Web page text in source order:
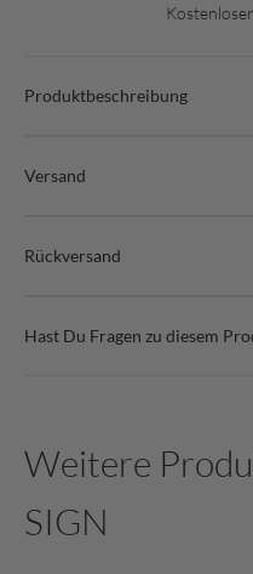
Produktbeschreibung
Versand
Rückversand
Hast Du Fragen zu diesem